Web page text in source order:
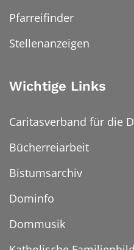
Pfarreifinder
Stellenanzeigen
Wichtige Links
Caritasverband für die
Bücherreiarbeit
Bistumsarchiv
Dominfo
Dommusik